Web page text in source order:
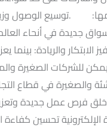
.توسيع الوصول
جديدة في أنحاء
والريادة: بينما
يمكن للشركات
والصغيرة في قطاع
فرص عمل جديدة
الإلكترونية تحسين